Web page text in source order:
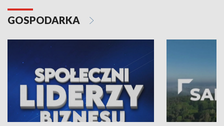
GOSPODARKA